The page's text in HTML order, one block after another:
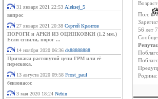
31 января 2021 22:53 Aleksej_5
вопрос
27 января 2021 20:38 Сергей Крантов
ПОРОГИ и АРКИ ИЗ ОЦИНКОВКИ (1.2 мм.)
Если сгнили, порог ...
14 ноября 2020 06:36 ds88888888
Признаки растянутой цепи ГРМ или её
перескока.
13 августа 2020 09:58 Frost_paul
бензонасос
3 мая 2020 18:24 Nebin
Пол:
56 лет
Родина: